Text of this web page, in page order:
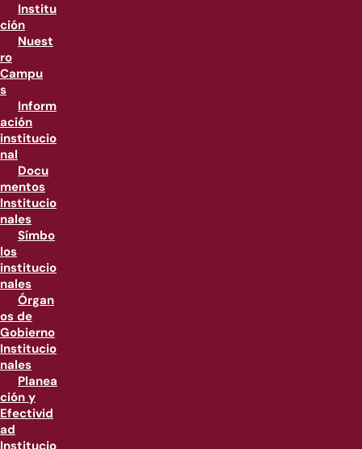
Institu
ción
Nuest
ro
Campu
s
Inform
ación
institucio
nal
Docu
mentos
Institucio
nales
Símbo
los
institucio
nales
Órgan
os de
Gobierno
Institucio
nales
Planea
ción y
Efectivid
ad
Institucio